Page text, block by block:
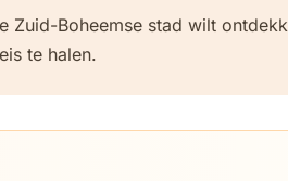
Zuid-Boheemse stad wilt
te halen.